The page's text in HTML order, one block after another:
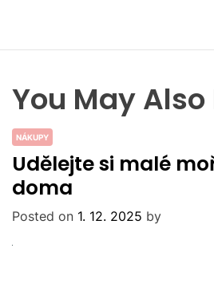
You May Also
NÁKUPY
Udělejte si malé
doma
Posted on 1. 12. 2025 by